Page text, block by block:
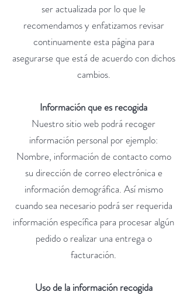
ser actualizada por lo que le
recomendamos y enfatizamos revisar
continuamente esta página para
asegurarse que está de acuerdo con dichos
cambios.
Información que es recogida
Nuestro sitio web podrá recoger
información personal por ejemplo:
Nombre, información de contacto como
su dirección de correo electrónica e
información demográfica. Así mismo
cuando sea necesario podrá ser requerida
información específica para procesar algún
pedido o realizar una entrega o
facturación.
Uso de la información recogida